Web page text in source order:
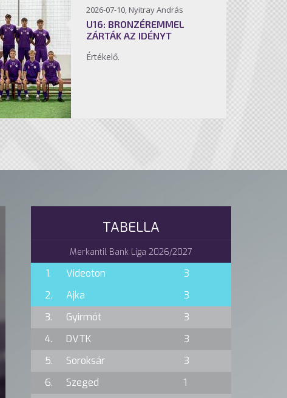
2026-07-10, Nyitray András
U16: BRONZÉREMMEL
ZÁRTÁK AZ IDÉNYT
Értékelő.
TABELLA
Merkantil Bank Liga 2026/2027
1. Videoton
3
2.
Ajka
3
3.
Gyirmót
3
4.
DVTK
3
5.
Soroksár
3
6.
Szeged
1